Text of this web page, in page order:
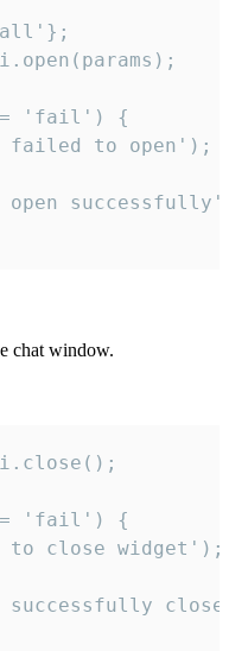
'fail') {
to open');
open
chat window.
'fail') {
close widget');
successfully